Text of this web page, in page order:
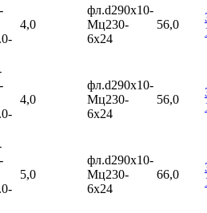
4,0
фл.d290х10-
Мц230-
6х24
56,0
4,0
фл.d290х10-
Мц230-
6х24
56,0
5,0
фл.d290х10-
Мц230-
6х24
66,0